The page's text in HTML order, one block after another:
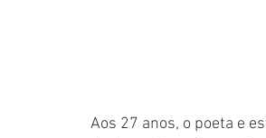
Aos 27 anos, o poeta e